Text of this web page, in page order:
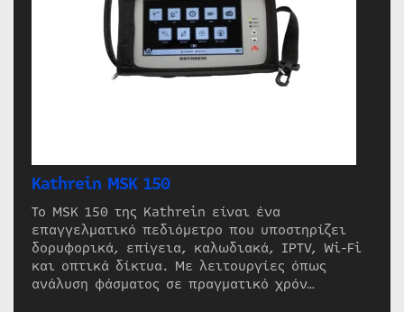
Kathrein MSK 150
Το MSK 150 της Kathrein είναι ένα
επαγγελματικό πεδιόμετρο που υποστηρίζει
δορυφορικά, επίγεια, καλωδιακά, IPTV, Wi-Fi
και οπτικά δίκτυα. Με λειτουργίες όπως
ανάλυση φάσματος σε πραγματικό χρόν…